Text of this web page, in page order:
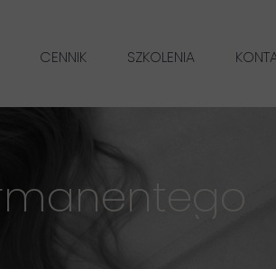
MAKIJAŻ PERMANENTNY UST NATURAL
LASEROWE USUWANIE MAKIJAŻU
CENNIK SZKOLENIA